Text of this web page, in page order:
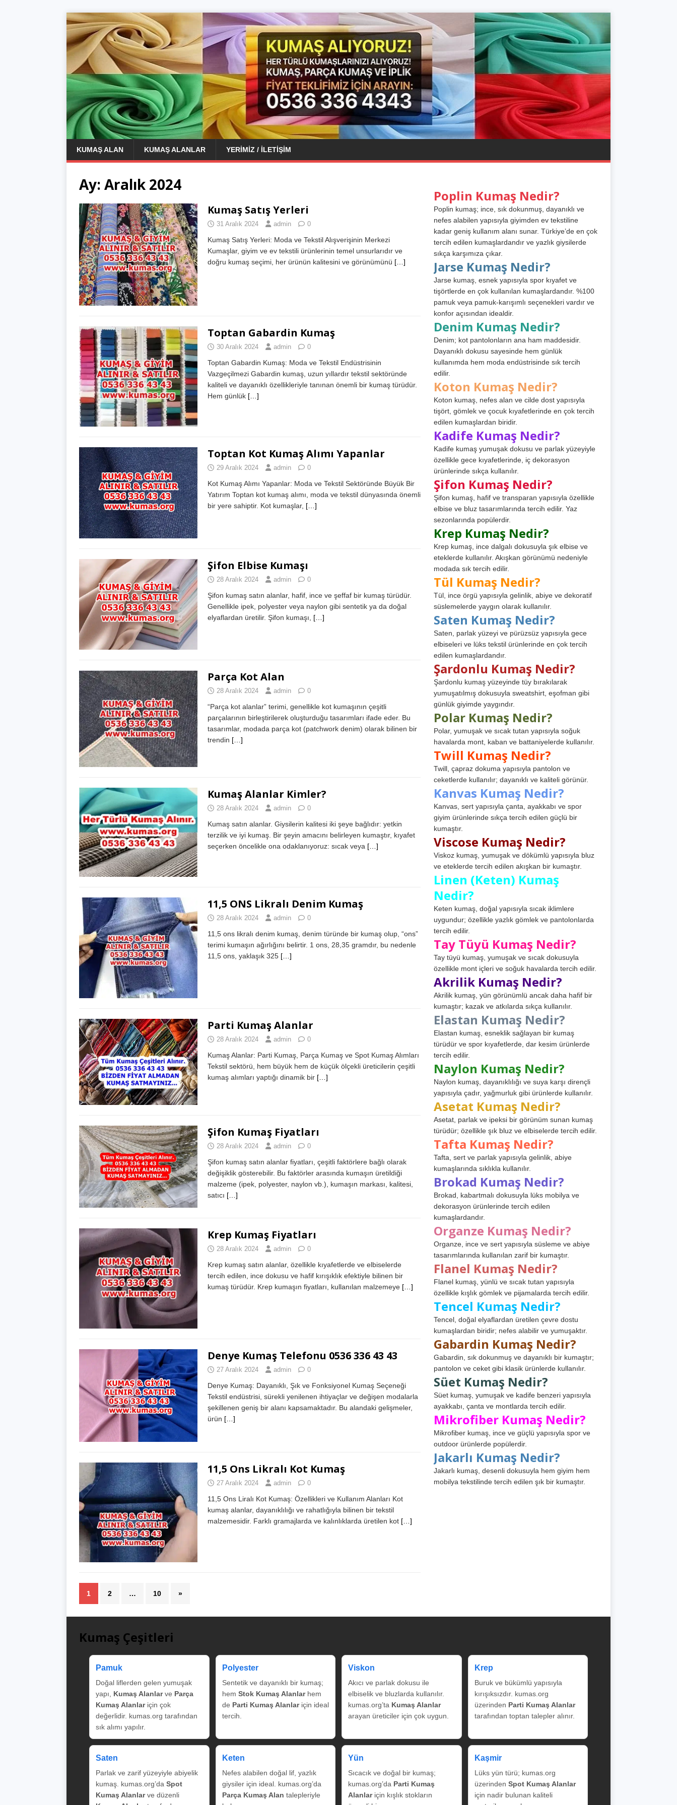
KUMAŞ ALAN KUMAŞ ALANLAR YERIMIZ / İLETIŞIM
Ay: Aralık 2024
Kumaş Satış Yerleri
31 Aralık 2024 admin 0
Kumaş Satış Yerleri: Moda ve Tekstil Alışverişinin Merkezi
Kumaşlar, giyim ve ev tekstili ürünlerinin temel unsurlarıdır ve
doğru kumaş seçimi, her ürünün kalitesini ve görünümünü […]
Toptan Gabardin Kumaş
30 Aralık 2024 admin 0
Toptan Gabardin Kumaş: Moda ve Tekstil Endüstrisinin
Vazgeçilmezi Gabardin kumaş, uzun yıllardır tekstil sektöründe
kaliteli ve dayanıklı özellikleriyle tanınan önemli bir kumaş türüdür.
Hem günlük […]
Toptan Kot Kumaş Alımı Yapanlar
29 Aralık 2024 admin 0
Kot Kumaş Alımı Yapanlar: Moda ve Tekstil Sektöründe Büyük Bir
Yatırım Toptan kot kumaş alımı, moda ve tekstil dünyasında önemli
bir yere sahiptir. Kot kumaşlar, […]
Şifon Elbise Kumaşı
28 Aralık 2024 admin 0
Şifon kumaş satın alanlar, hafif, ince ve şeffaf bir kumaş türüdür.
Genellikle ipek, polyester veya naylon gibi sentetik ya da doğal
elyaflardan üretilir. Şifon kumaşı, […]
Parça Kot Alan
28 Aralık 2024 admin 0
“Parça kot alanlar” terimi, genellikle kot kumaşının çeşitli
parçalarının birleştirilerek oluşturduğu tasarımları ifade eder. Bu
tasarımlar, modada parça kot (patchwork denim) olarak bilinen bir
trendin […]
Kumaş Alanlar Kimler?
28 Aralık 2024 admin 0
Kumaş satın alanlar. Giysilerin kalitesi iki şeye bağlıdır: yetkin
terzilik ve iyi kumaş. Bir şeyin amacını belirleyen kumaştır, kıyafet
seçerken öncelikle ona odaklanıyoruz: sıcak veya […]
11,5 ONS Likralı Denim Kumaş
28 Aralık 2024 admin 0
11,5 ons likralı denim kumaş, denim türünde bir kumaş olup, “ons”
terimi kumaşın ağırlığını belirtir. 1 ons, 28,35 gramdır, bu nedenle
11,5 ons, yaklaşık 325 […]
Parti Kumaş Alanlar
28 Aralık 2024 admin 0
Kumaş Alanlar: Parti Kumaş, Parça Kumaş ve Spot Kumaş Alımları
Tekstil sektörü, hem büyük hem de küçük ölçekli üreticilerin çeşitli
kumaş alımları yaptığı dinamik bir […]
Şifon Kumaş Fiyatları
28 Aralık 2024 admin 0
Şifon kumaş satın alanlar fiyatları, çeşitli faktörlere bağlı olarak
değişiklik gösterebilir. Bu faktörler arasında kumaşın üretildiği
malzeme (ipek, polyester, naylon vb.), kumaşın markası, kalitesi,
satıcı […]
Krep Kumaş Fiyatları
28 Aralık 2024 admin 0
Krep kumaş satın alanlar, özellikle kıyafetlerde ve elbiselerde
tercih edilen, ince dokusu ve hafif kırışıklık efektiyle bilinen bir
kumaş türüdür. Krep kumaşın fiyatları, kullanılan malzemeye […]
Denye Kumaş Telefonu 0536 336 43 43
27 Aralık 2024 admin 0
Denye Kumaş: Dayanıklı, Şık ve Fonksiyonel Kumaş Seçeneği
Tekstil endüstrisi, sürekli yenilenen ihtiyaçlar ve değişen modalarla
şekillenen geniş bir alanı kapsamaktadır. Bu alandaki gelişmeler,
ürün […]
11,5 Ons Likralı Kot Kumaş
27 Aralık 2024 admin 0
11,5 Ons Liralı Kot Kumaş: Özellikleri ve Kullanım Alanları Kot
kumaş alanlar, dayanıklılığı ve rahatlığıyla bilinen bir tekstil
malzemesidir. Farklı gramajlarda ve kalınlıklarda üretilen kot […]
1 2 … 10 »
Poplin Kumaş Nedir?
Poplin kumaş; ince, sık dokunmuş, dayanıklı ve
nefes alabilen yapısıyla giyimden ev tekstiline
kadar geniş kullanım alanı sunar. Türkiye’de en çok
tercih edilen kumaşlardandır ve yazlık giysilerde
sıkça karşımıza çıkar.
Jarse Kumaş Nedir?
Jarse kumaş, esnek yapısıyla spor kıyafet ve
tişörtlerde en çok kullanılan kumaşlardandır. %100
pamuk veya pamuk-karışımlı seçenekleri vardır ve
konfor açısından idealdir.
Denim Kumaş Nedir?
Denim; kot pantolonların ana ham maddesidir.
Dayanıklı dokusu sayesinde hem günlük
kullanımda hem moda endüstrisinde sık tercih
edilir.
Koton Kumaş Nedir?
Koton kumaş, nefes alan ve cilde dost yapısıyla
tişört, gömlek ve çocuk kıyafetlerinde en çok tercih
edilen kumaşlardan biridir.
Kadife Kumaş Nedir?
Kadife kumaş yumuşak dokusu ve parlak yüzeyiyle
özellikle gece kıyafetlerinde, iç dekorasyon
ürünlerinde sıkça kullanılır.
Şifon Kumaş Nedir?
Şifon kumaş, hafif ve transparan yapısıyla özellikle
elbise ve bluz tasarımlarında tercih edilir. Yaz
sezonlarında popülerdir.
Krep Kumaş Nedir?
Krep kumaş, ince dalgalı dokusuyla şık elbise ve
eteklerde kullanılır. Akışkan görünümü nedeniyle
modada sık tercih edilir.
Tül Kumaş Nedir?
Tül, ince örgü yapısıyla gelinlik, abiye ve dekoratif
süslemelerde yaygın olarak kullanılır.
Saten Kumaş Nedir?
Saten, parlak yüzeyi ve pürüzsüz yapısıyla gece
elbiseleri ve lüks tekstil ürünlerinde en çok tercih
edilen kumaşlardandır.
Şardonlu Kumaş Nedir?
Şardonlu kumaş yüzeyinde tüy bırakılarak
yumuşatılmış dokusuyla sweatshirt, eşofman gibi
günlük giyimde yaygındır.
Polar Kumaş Nedir?
Polar, yumuşak ve sıcak tutan yapısıyla soğuk
havalarda mont, kaban ve battaniyelerde kullanılır.
Twill Kumaş Nedir?
Twill, çapraz dokuma yapısıyla pantolon ve
ceketlerde kullanılır; dayanıklı ve kaliteli görünür.
Kanvas Kumaş Nedir?
Kanvas, sert yapısıyla çanta, ayakkabı ve spor
giyim ürünlerinde sıkça tercih edilen güçlü bir
kumaştır.
Viscose Kumaş Nedir?
Viskoz kumaş, yumuşak ve dökümlü yapısıyla bluz
ve eteklerde tercih edilen akışkan bir kumaştır.
Linen (Keten) Kumaş
Nedir?
Keten kumaş, doğal yapısıyla sıcak iklimlere
uygundur; özellikle yazlık gömlek ve pantolonlarda
tercih edilir.
Tay Tüyü Kumaş Nedir?
Tay tüyü kumaş, yumuşak ve sıcak dokusuyla
özellikle mont içleri ve soğuk havalarda tercih edilir.
Akrilik Kumaş Nedir?
Akrilik kumaş, yün görünümlü ancak daha hafif bir
kumaştır; kazak ve atkılarda sıkça kullanılır.
Elastan Kumaş Nedir?
Elastan kumaş, esneklik sağlayan bir kumaş
türüdür ve spor kıyafetlerde, dar kesim ürünlerde
tercih edilir.
Naylon Kumaş Nedir?
Naylon kumaş, dayanıklılığı ve suya karşı dirençli
yapısıyla çadır, yağmurluk gibi ürünlerde kullanılır.
Asetat Kumaş Nedir?
Asetat, parlak ve ipeksi bir görünüm sunan kumaş
türüdür; özellikle şık bluz ve elbiselerde tercih edilir.
Tafta Kumaş Nedir?
Tafta, sert ve parlak yapısıyla gelinlik, abiye
kumaşlarında sıklıkla kullanılır.
Brokad Kumaş Nedir?
Brokad, kabartmalı dokusuyla lüks mobilya ve
dekorasyon ürünlerinde tercih edilen
kumaşlardandır.
Organze Kumaş Nedir?
Organze, ince ve sert yapısıyla süsleme ve abiye
tasarımlarında kullanılan zarif bir kumaştır.
Flanel Kumaş Nedir?
Flanel kumaş, yünlü ve sıcak tutan yapısıyla
özellikle kışlık gömlek ve pijamalarda tercih edilir.
Tencel Kumaş Nedir?
Tencel, doğal elyaflardan üretilen çevre dostu
kumaşlardan biridir; nefes alabilir ve yumuşaktır.
Gabardin Kumaş Nedir?
Gabardin, sık dokunmuş ve dayanıklı bir kumaştır;
pantolon ve ceket gibi klasik ürünlerde kullanılır.
Süet Kumaş Nedir?
Süet kumaş, yumuşak ve kadife benzeri yapısıyla
ayakkabı, çanta ve montlarda tercih edilir.
Mikrofiber Kumaş Nedir?
Mikrofiber kumaş, ince ve güçlü yapısıyla spor ve
outdoor ürünlerde popülerdir.
Jakarlı Kumaş Nedir?
Jakarlı kumaş, desenli dokusuyla hem giyim hem
mobilya tekstilinde tercih edilen şık bir kumaştır.
Kumaş Çeşitleri
Pamuk
Doğal liflerden gelen yumuşak
yapı, Kumaş Alanlarve Parça
Kumaş Alanlariçin çok
değerlidir. kumas.org tarafından
sık alımı yapılır.
Polyester
Sentetik ve dayanıklı bir kumaş;
hem Stok Kumaş Alanlarhem
de Parti Kumaş Alanlariçin ideal
tercih.
Viskon
Akıcı ve parlak dokusu ile
elbiselik ve bluzlarda kullanılır.
kumas.org’ta Kumaş Alanlar
arayan üreticiler için çok uygun.
Krep
Buruk ve bükümlü yapısıyla
kırışıksızdır. kumas.org
üzerinden Parti Kumaş Alanlar
tarafından toptan talepler alınır.
Saten
Parlak ve zarif yüzeyiyle abiyelik
kumaş. kumas.org’da Spot
Kumaş Alanlarve düzenli
Keten
Nefes alabilen doğal lif, yazlık
giysiler için ideal. kumas.org’da
Parça Kumaş Alan talepleriyle
Yün
Sıcacık ve doğal bir kumaş;
kumas.org’da Parti Kumaş
Alanlariçin kışlık stokların
Kaşmir
Lüks yün türü; kumas.org
üzerinden Spot Kumaş Alanlar
için nadir bulunan kaliteli